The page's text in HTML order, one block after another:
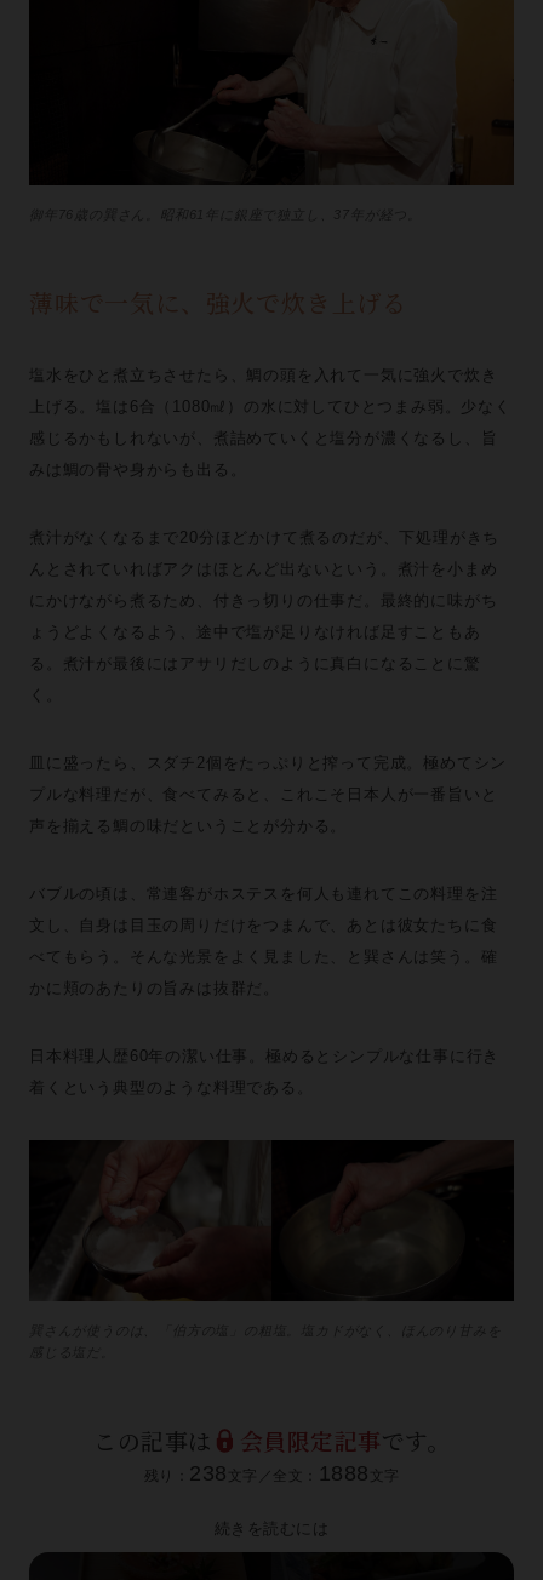
薄味で一気に、強火で炊き上げる
塩水をひと煮立ちさせたら、鯛の頭を入れて一気に強火で炊き
上げる。塩は6合（1080㎖）の水に対してひとつまみ弱。少なく
感じるかもしれないが、煮詰めていくと塩分が濃くなるし、旨
みは鯛の骨や身からも出る。
煮汁がなくなるまで20分ほどかけて煮るのだが、下処理がきち
んとされていればアクはほとんど出ないという。煮汁を小まめ
にかけながら煮るため、付きっ切りの仕事だ。最終的に味がち
ょうどよくなるよう、途中で塩が足りなければ足すこともあ
る。煮汁が最後にはアサリだしのように真白になることに驚
く。
皿に盛ったら、スダチ2個をたっぷりと搾って完成。極めてシン
プルな料理だが、食べてみると、これこそ日本人が一番旨いと
声を揃える鯛の味だということが分かる。
バブルの頃は、常連客がホステスを何人も連れてこの料理を注
文し、自身は目玉の周りだけをつまんで、あとは彼女たちに食
べてもらう。そんな光景をよく見ました、と巽さんは笑う。確
かに頬のあたりの旨みは抜群だ。
日本料理人歴60年の潔い仕事。極めるとシンプルな仕事に行き
着くという典型のような料理である。
この記事は 会員限定記事です。
残り： 238 文字／全文： 1888 文字
続きを読むには